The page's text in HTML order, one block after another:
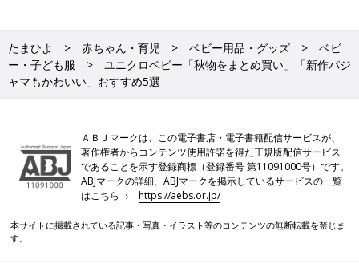
たまひよ 赤ちゃん・育児 ベビー用品・グッズ
ベビ
ー・子ども服
ユニクロベビー「秋物をまとめ買い」「新作パジ
ャマもかわいい」おすすめ5選
ＡＢＪマークは、この電子書店・電子書籍配信サービスが、
著作権者からコンテンツ使用許諾を得た正規版配信サービス
であることを示す登録商標（登録番号 第11091000号）です。
ABJマークの詳細、ABJマークを掲示しているサービスの一覧
はこちら→https://aebs.or.jp/
本サイトに掲載されている記事・写真・イラスト等のコンテンツの無断転載を禁じま
す。